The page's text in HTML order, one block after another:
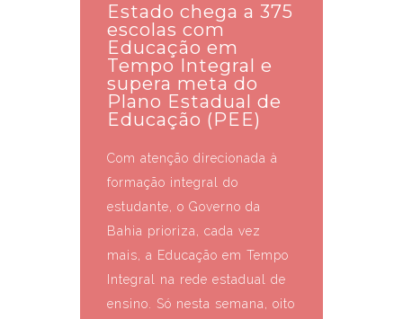
Estado chega a 375
escolas com
Educação em
Tempo Integral e
supera meta do
Plano Estadual de
Educação (PEE)
Com atenção direcionada à
formação integral do
estudante, o Governo da
Bahia prioriza, cada vez
mais, a Educação em Tempo
Integral na rede estadual de
ensino. Só nesta semana, oito